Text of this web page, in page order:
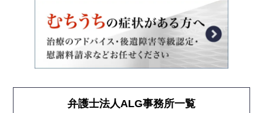
弁護士法人ALG事務所一覧